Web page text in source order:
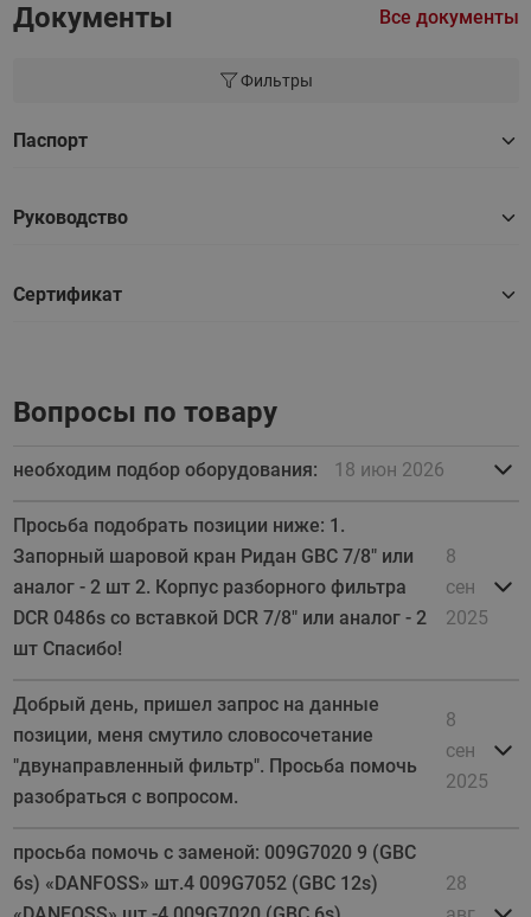
Документы Все документы
Фильтры
Паспорт
Руководство
Сертификат
Вопросы по товару
необходим подбор оборудования: 18 июн 2026
Просьба подобрать позиции ниже: 1.
Запорный шаровой кран Ридан GBC 7/8" или
аналог - 2 шт 2. Корпус разборного фильтра
DCR 0486s со вставкой DCR 7/8" или аналог - 2
шт Спасибо!
8
сен
2025
Добрый день, пришел запрос на данные
позиции, меня смутило словосочетание
"двунаправленный фильтр". Просьба помочь
разобраться с вопросом.
8
сен
2025
просьба помочь с заменой: 009G7020 9 (GBC
6s) «DANFOSS» шт.4 009G7052 (GBC 12s)
28